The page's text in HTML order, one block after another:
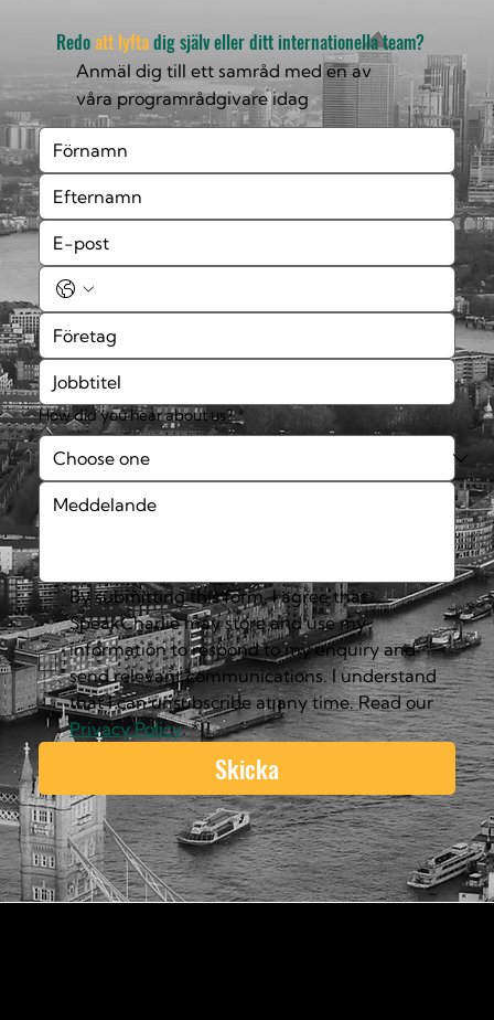
Redoatt lyftadig själv eller ditt internationella team?
Anmäl dig till ett samråd med en av
våra programrådgivare idag
How did you hear about us? *
By submitting this form, I agree that
SpeakCharlie may store and use my
information to respond to my enquiry and
send relevant communications. I understand
that I can unsubscribe at any time. Read our
Privacy Policy. *
Skicka